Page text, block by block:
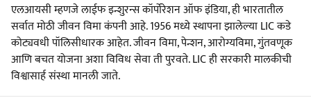
एलआयसी म्हणजे लाईफ इन्शुरन्स कॉर्पोरेशन ऑफ इंडिया, ही भारतातील
सर्वात मोठी जीवन विमा कंपनी आहे. 1956 मध्ये स्थापना झालेल्या LIC कडे
कोट्यवधी पॉलिसीधारक आहेत. जीवन विमा, पेन्शन, आरोग्यविमा, गुंतवणूक
आणि बचत योजना अशा विविध सेवा ती पुरवते. LIC ही सरकारी मालकीची
विश्वासार्ह संस्था मानली जाते.